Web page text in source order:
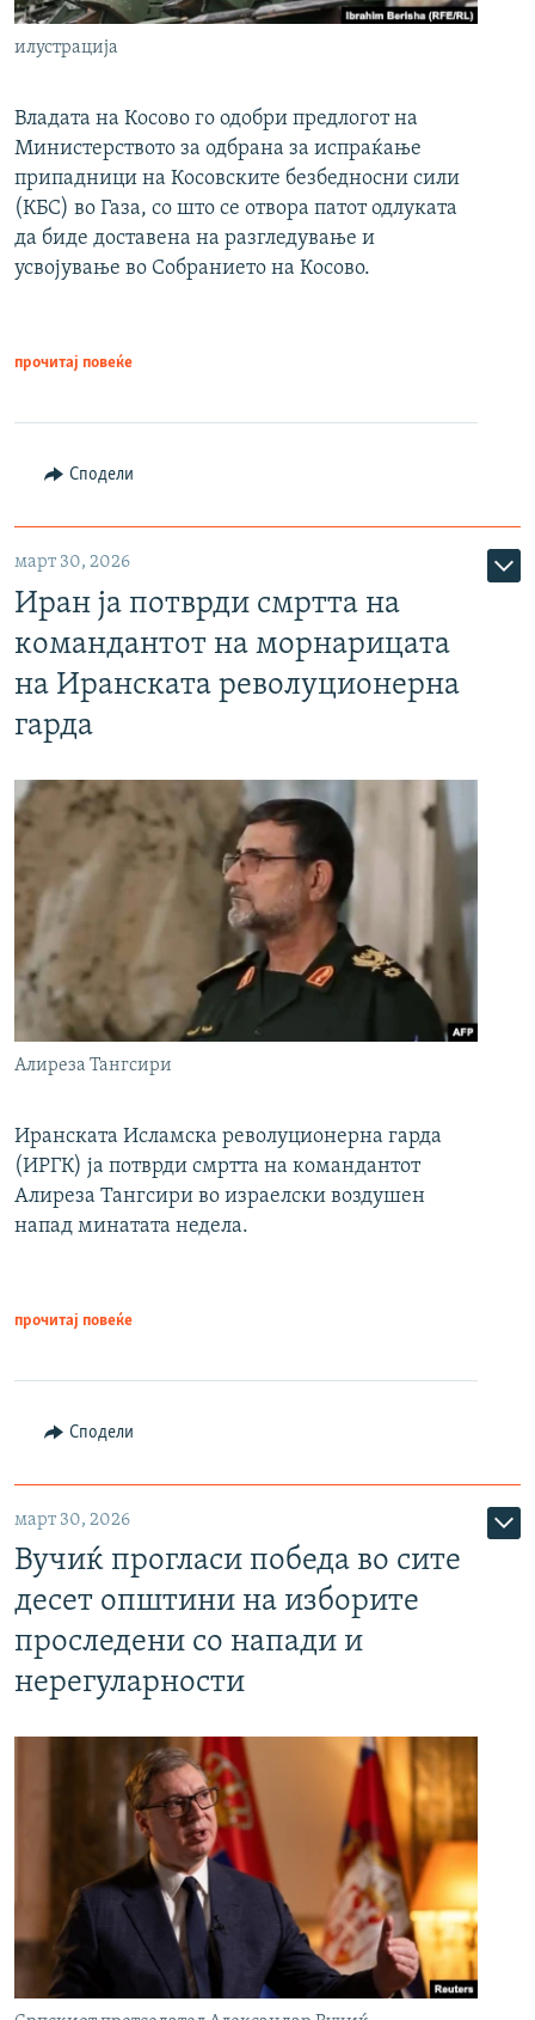
илустрација
Владата на Косово го одобри предлогот на
Министерството за одбрана за испраќање
припадници на Косовските безбедносни сили
(КБС) во Газа, со што се отвора патот одлуката
да биде доставена на разгледување и
усвојување во Собранието на Косово.
прочитај повеќе
Сподели
март 30, 2026
Иран ја потврди смртта на
командантот на морнарицата
на Иранската револуционерна
гарда
Алиреза Тангсири
Иранската Исламска револуционерна гарда
(ИРГК) ја потврди смртта на командантот
Алиреза Тангсири во израелски воздушен
напад минатата недела.
прочитај повеќе
Сподели
март 30, 2026
Вучиќ прогласи победа во сите
десет општини на изборите
проследени со напади и
нерегуларности